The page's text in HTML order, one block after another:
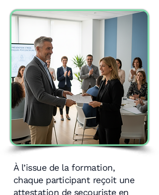
À l’issue de la formation,
chaque participant reçoit une
attestation de secouriste en